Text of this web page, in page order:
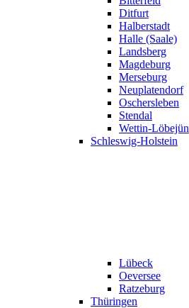
Ditfurt
Halberstadt
Halle (Saale)
Landsberg
Magdeburg
Merseburg
Neuplatendorf
Oschersleben
Stendal
Wettin-Löbejün
Schleswig-Holstein
Lübeck
Oeversee
Ratzeburg
Thüringen